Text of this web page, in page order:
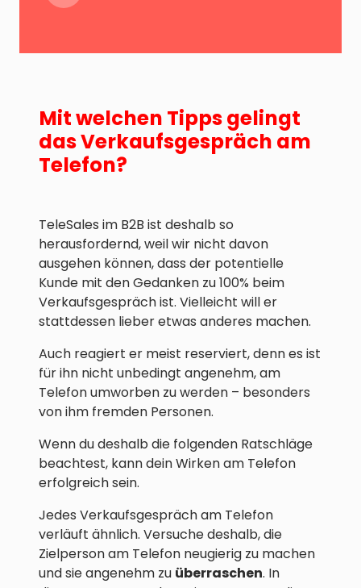
Mit welchen Tipps gelingt
das Verkaufsgespräch am
Telefon?
TeleSales im B2B ist deshalb so
herausfordernd, weil wir nicht davon
ausgehen können, dass der potentielle
Kunde mit den Gedanken zu 100% beim
Verkaufsgespräch ist. Vielleicht will er
stattdessen lieber etwas anderes machen.
Auch reagiert er meist reserviert, denn es ist
für ihn nicht unbedingt angenehm, am
Telefon umworben zu werden – besonders
von ihm fremden Personen.
Wenn du deshalb die folgenden Ratschläge
beachtest, kann dein Wirken am Telefon
erfolgreich sein.
Jedes Verkaufsgespräch am Telefon
verläuft ähnlich. Versuche deshalb, die
Zielperson am Telefon neugierig zu machen
und sie angenehm zu überraschen. In